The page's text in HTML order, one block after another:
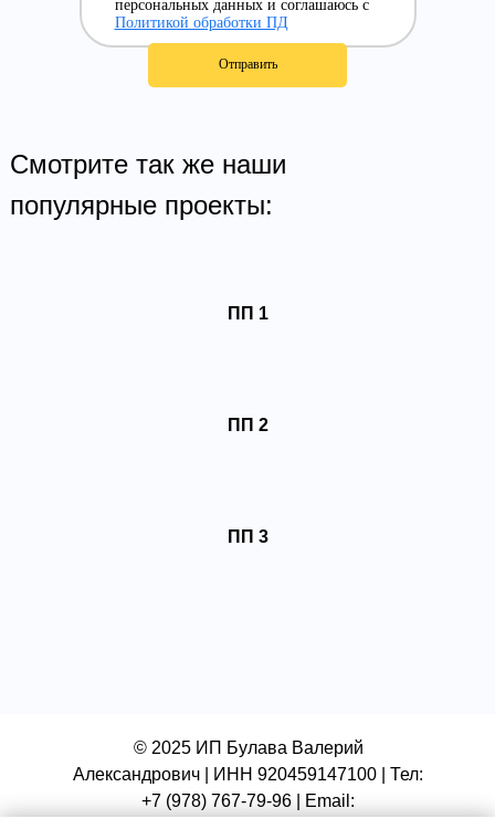
персональных данных и соглашаюсь с
Политикой обработки ПД
Отправить
Смотрите так же наши
популярные проекты:
ПП 1
ПП 2
ПП 3
© 2025 ИП Булава Валерий
Александрович | ИНН 920459147100 | Тел:
+7 (978) 767-79-96 | Email: